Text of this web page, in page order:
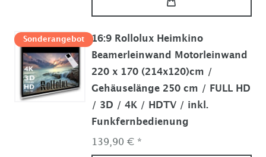
Sonderangebot
16:9 Rollolux Heimkino
Beamerleinwand Motorleinwand
220 x 170 (214x120)cm /
Gehäuselänge 250 cm / FULL HD
/ 3D / 4K / HDTV / inkl.
Funkfernbedienung
139,90 € *